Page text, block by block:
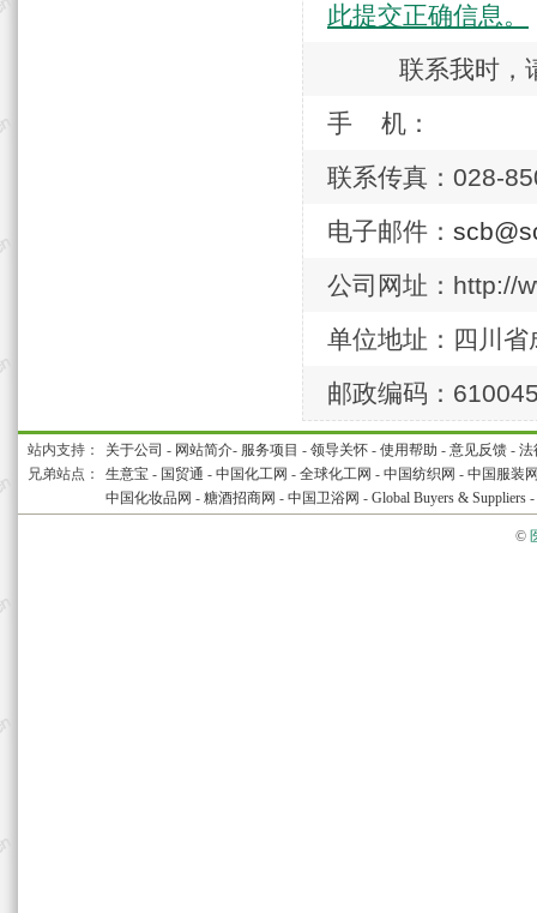
此提交正确信息。
联系我时，
手 机：
联系传真：028-
电子邮件：
公司网址：http://
单位地址：四川
邮政编码：
站内支持： 关于公司 - 网站简介- 服务项目 - 领导关怀 - 使用帮助 - 意见反馈 - 法
兄弟站点：
生意宝 - 国贸通 - 中国化工网 - 全球化工网 - 中国纺织网 - 中国服装
中国化妆品网 - 糖酒招商网 - 中国卫浴网 - Global Buyers & Suppliers -
©